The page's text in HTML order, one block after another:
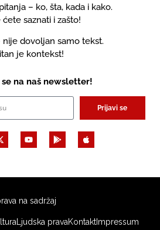
– ko, šta, kada i kako.
ćete saznati i zašto!
nije dovoljan samo tekst.
je kontekst!
na naš newsletter!
Prijavi se
na sadržaj
Ljudska pravaKontaktImpressum